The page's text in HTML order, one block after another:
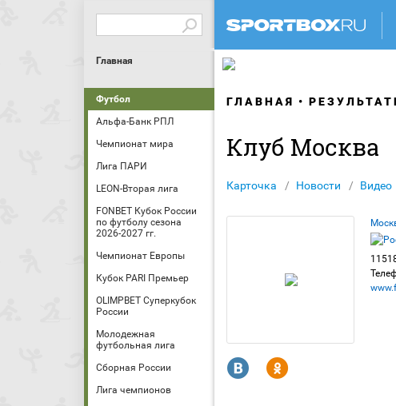
Главная
Футбол
Альфа-Банк РПЛ
Чемпионат мира
Лига ПАРИ
LEON-Вторая лига
FONBET Кубок России
по футболу сезона
2026-2027 гг.
Чемпионат Европы
Кубок PARI Премьер
OLIMPBET Суперкубок
России
Молодежная
футбольная лига
Сборная России
Лига чемпионов
ГЛАВНАЯ
Клуб Москва
Карточка Новости Видео
R Y